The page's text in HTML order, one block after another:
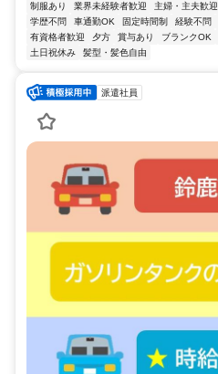
制服あり 業界未経験者歓迎 主婦・主夫歓迎
学歴不問
車通勤OK 固定時間制 経験不問
有資格者歓迎
夕方 賞与あり ブランクOK
土日祝休み
髪型・髪色自由
派遣社員